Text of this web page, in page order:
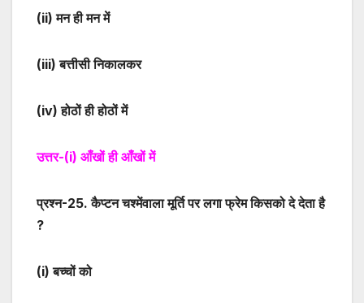
(ii) मन ही मन में
(iii) बत्तीसी निकालकर
(iv) होठों ही होठों में
उत्तर-(i) आँखों ही आँखों में
प्रश्न-25. कैप्टन चश्मेंवाला मूर्ति पर लगा फ्रेम किसको दे देता है
?
(i) बच्चों को